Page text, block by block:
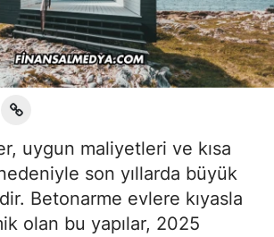
uygun maliyetleri ve kısa
son yıllarda büyük
Betonarme evlere kıyasla
olan bu yapılar, 2025